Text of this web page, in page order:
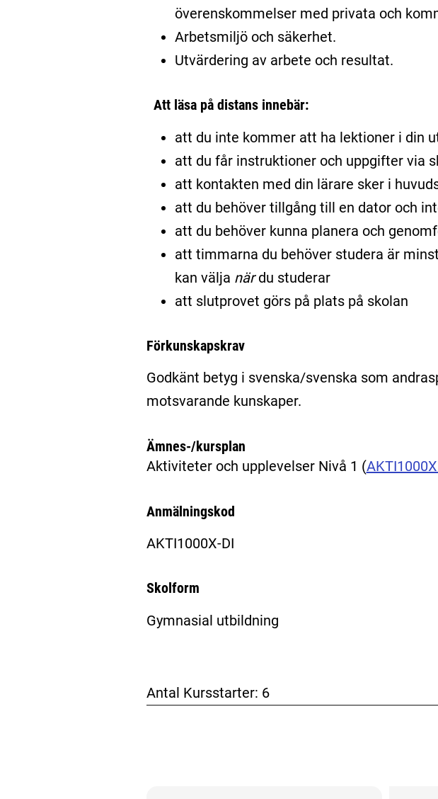
överenskommelser med privata och
Arbetsmiljö och säkerhet.
Utvärdering av arbete och resultat.
Att läsa på distans innebär:
att du inte kommer att ha lektioner i din
att du får instruktioner och uppgifter via
att kontakten med din lärare sker i
att du behöver tillgång till en dator och
att du behöver kunna planera och
att timmarna du behöver studera är
kan välja närdu studerar
att slutprovet görs på plats på skolan
Förkunskapskrav
Godkänt betyg i svenska/svenska som
motsvarande kunskaper.
Ämnes-/kursplan
Aktiviteter och upplevelser Nivå 1 (AKTI1000X
Anmälningskod
AKTI1000X-DI
Skolform
Gymnasial utbildning
Antal Kursstarter: 6